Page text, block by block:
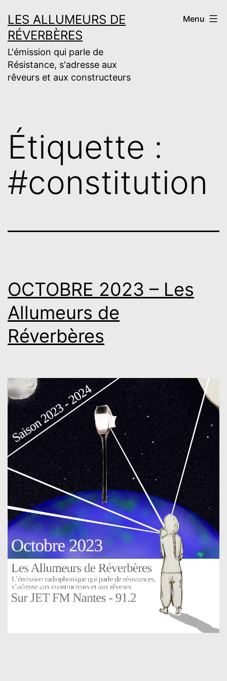
au
contenu
LES ALLUMEURS DE
RÉVERBÈRES
L'émission qui parle de
Résistance, s'adresse aux
rêveurs et aux constructeurs
Menu
Étiquette :
#constitution
OCTOBRE 2023 – Les
Allumeurs de
Réverbères